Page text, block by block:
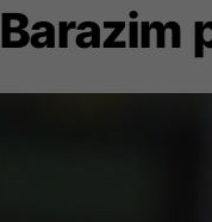
Barazim